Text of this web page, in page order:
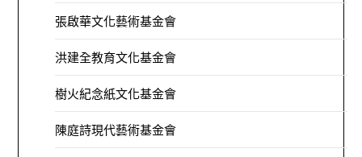
張啟華文化藝術基金會
洪建全教育文化基金會
樹火紀念紙文化基金會
陳庭詩現代藝術基金會